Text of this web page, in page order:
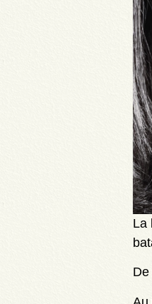
La
De